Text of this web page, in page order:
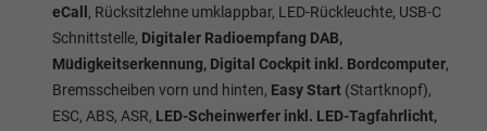
eCall , Rücksitzlehne umklappbar, LED-Rückleuchte, USB-C
Schnittstelle, Digitaler Radioempfang DAB,
Müdigkeitserkennung, Digital Cockpit inkl. Bordcomputer,
Bremsscheiben vorn und hinten, Easy Start (Startknopf),
ESC, ABS, ASR, LED-Scheinwerfer inkl. LED-Tagfahrlicht,